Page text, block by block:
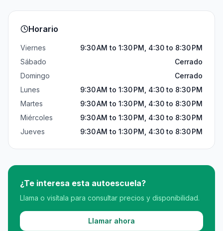
Horario
Viernes
9:30 AM to 1:30 PM, 4:30 to 8:30 PM
Sábado
Cerrado
Domingo
Cerrado
Lunes
9:30 AM to 1:30 PM, 4:30 to 8:30 PM
Martes
9:30 AM to 1:30 PM, 4:30 to 8:30 PM
Miércoles
9:30 AM to 1:30 PM, 4:30 to 8:30 PM
Jueves
9:30 AM to 1:30 PM, 4:30 to 8:30 PM
¿Te interesa esta autoescuela?
Llama o visítala para consultar precios y disponibilidad.
Llamar ahora